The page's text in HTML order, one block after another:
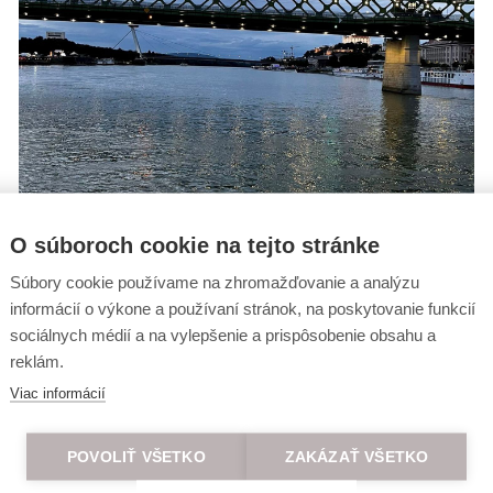
vedieť o výhodných akciách
O súboroch cookie na tejto stránke
Súbory cookie používame na zhromažďovanie a analýzu
informácií o výkone a používaní stránok, na poskytovanie funkcií
sociálnych médií a na vylepšenie a prispôsobenie obsahu a
reklám.
Viac informácií
POVOLIŤ VŠETKO ZAKÁZAŤ VŠETKO